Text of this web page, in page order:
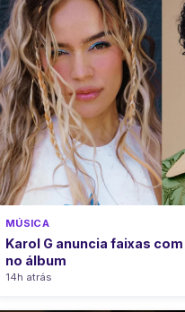
MÚSICA
Karol G anuncia faixas
no álbum
14h atrás